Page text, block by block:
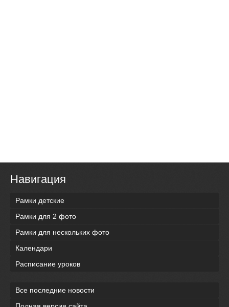
Навигация
Рамки детские
Рамки для 2 фото
Рамки для нескольких фото
Календари
Расписание уроков
Все последние новости